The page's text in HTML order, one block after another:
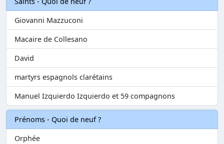
Giovanni Mazzuconi
Macaire de Collesano
David
martyrs espagnols clarétains
Manuel Izquierdo Izquierdo et 59 compagnons
Prénoms - Quoi de neuf ?
Orphée